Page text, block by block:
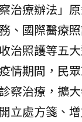
治療辦法」
、國際醫療照
治照護等五
情期間，民
察治療，擴
立處方箋、